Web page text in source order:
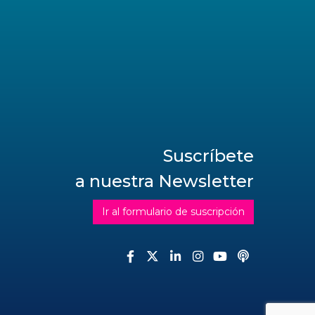
Suscríbete
a nuestra Newsletter
Ir al formulario de suscripción